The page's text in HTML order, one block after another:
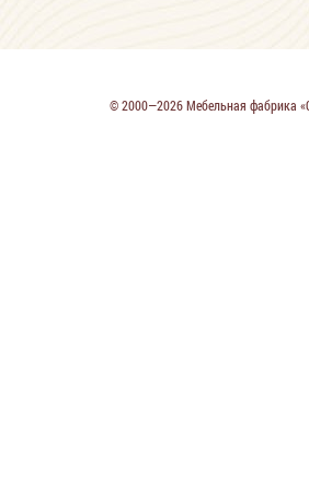
© 2000—2026 Мебельная фабрика